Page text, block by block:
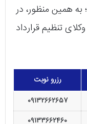
همین منظور، در
تنظیم قرارداد
رزرو نوبت
09132662657
09133662460